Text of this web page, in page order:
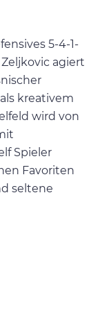
5-4-1-
agiert
kreativem
wird von
Spieler
Favoriten
seltene